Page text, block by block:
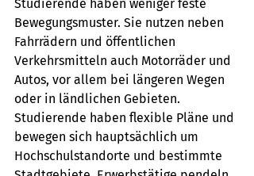
Studierende haben weniger feste
Bewegungsmuster. Sie nutzen neben
Fahrrädern und öffentlichen
Verkehrsmitteln auch Motorräder und
Autos, vor allem bei längeren Wegen
oder in ländlichen Gebieten.
Studierende haben flexible Pläne und
bewegen sich hauptsächlich um
Hochschulstandorte und bestimmte